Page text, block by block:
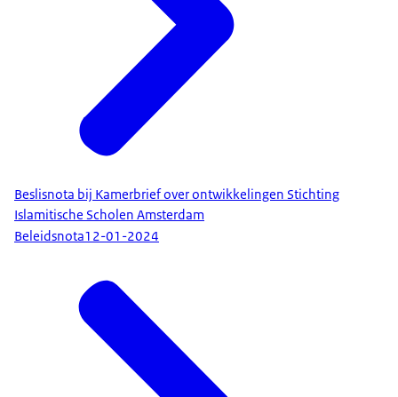
Beslisnota bij Kamerbrief over ontwikkelingen Stichting
Islamitische Scholen Amsterdam
Beleidsnota12-01-2024